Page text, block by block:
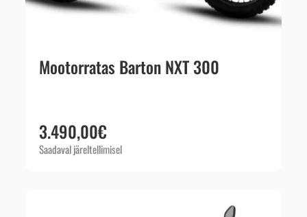
Mootorratas Barton NXT 300
3.490,00€
Saadaval järeltellimisel